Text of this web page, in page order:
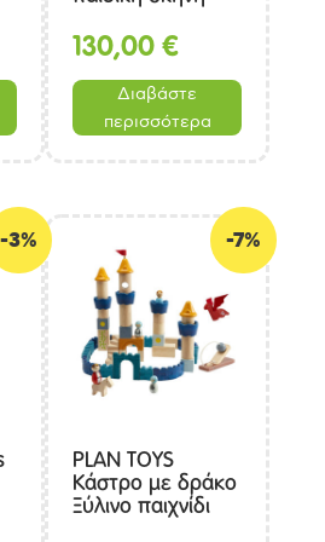
(125x125x175cm)
130,00€
Διαβάστε
περισσότερα
-3% -7%
PLAN TOYS
Κάστρο με δράκο
Ξύλινο παιχνίδι